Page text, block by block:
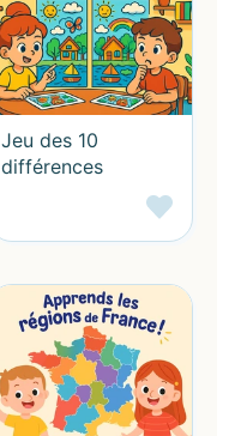
Jeu des 10
différences